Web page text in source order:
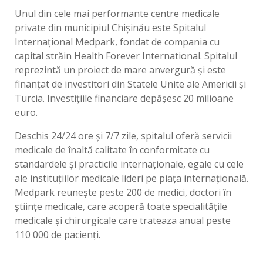
Unul din cele mai performante centre medicale
private din municipiul Chișinău este Spitalul
Internaţional Medpark, fondat de compania cu
capital străin Health Forever International. Spitalul
reprezintă un proiect de mare anvergură şi este
finanţat de investitori din Statele Unite ale Americii şi
Turcia. Investiţiile financiare depăşesc 20 milioane
euro.
Deschis 24/24 ore şi 7/7 zile, spitalul oferă servicii
medicale de înaltă calitate în conformitate cu
standardele şi practicile internaţionale, egale cu cele
ale instituţiilor medicale lideri pe piaţa internaţională.
Medpark reunește peste 200 de medici, doctori în
ştiinţe medicale, care acoperă toate specialităţile
medicale şi chirurgicale care trateaza anual peste
110 000 de pacienţi.